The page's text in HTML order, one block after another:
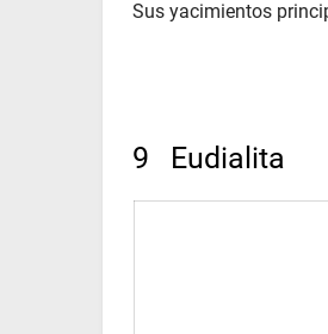
Sus yacimientos
9 Eudialita